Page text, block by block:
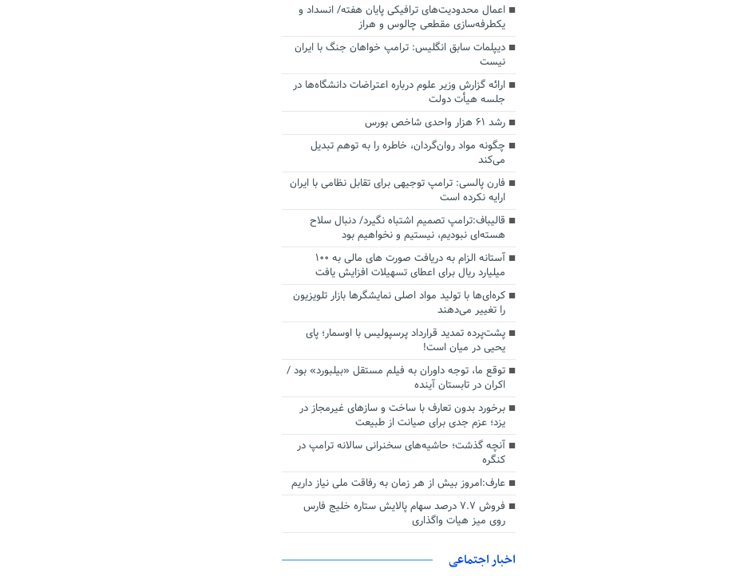
اعمال محدودیت‌های ترافیکی پایان هفته/ انسداد و
یکطرفه‌سازی مقطعی چالوس و هراز
دیپلمات سابق انگلیس:‌ ترامپ خواهان جنگ با ایران
نیست
ارائه گزارش وزیر علوم درباره اعتراضات دانشگاه‌ها در
جلسه هیأت دولت
رشد ۶۱ هزار واحدی شاخص بورس
چگونه مواد روان‌گردان، خاطره را به توهم تبدیل
می‌کند
فارن پالسی: ترامپ توجیهی برای تقابل نظامی با ایران
ارایه نکرده است
قالیباف:ترامپ تصمیم اشتباه نگیرد/ دنبال سلاح
هسته‌ای نبودیم، نیستیم و نخواهیم بود
آستانه الزام به دریافت صورت های مالی به ۱۰۰
میلیارد ریال برای اعطای تسهیلات افزایش یافت
کره‌ای‌ها با تولید مواد اصلی نمایشگرها بازار تلویزیون
را تغییر می‌دهند
پشت‌پرده تمدید قرارداد پرسپولیس با اوسمار؛ پای
یحیی در میان است!
توقع ما، توجه داوران به فیلم مستقل «بیلبورد» بود /
اکران در تابستان آینده
برخورد بدون تعارف با ساخت‌ و سازهای غیرمجاز در
یزد؛ عزم جدی برای صیانت از طبیعت
آنچه گذشت؛ حاشیه‌های سخنرانی سالانه ترامپ در
کنگره
عارف:امروز بیش از هر زمان به رفاقت ملی نیاز داریم
فروش ۷.۷ درصد سهام پالایش ستاره خلیج فارس
روی میز هیات واگذاری
اخبار اجتماعی